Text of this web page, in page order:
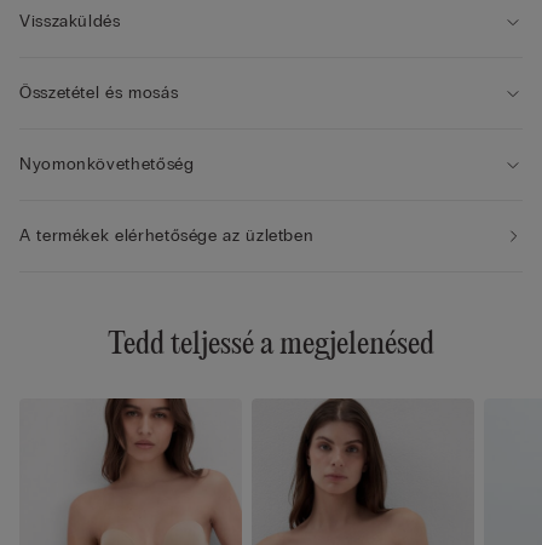
Visszaküldés
Összetétel és mosás
Nyomonkövethetőség
A termékek elérhetősége az üzletben
Tedd teljessé a megjelenésed